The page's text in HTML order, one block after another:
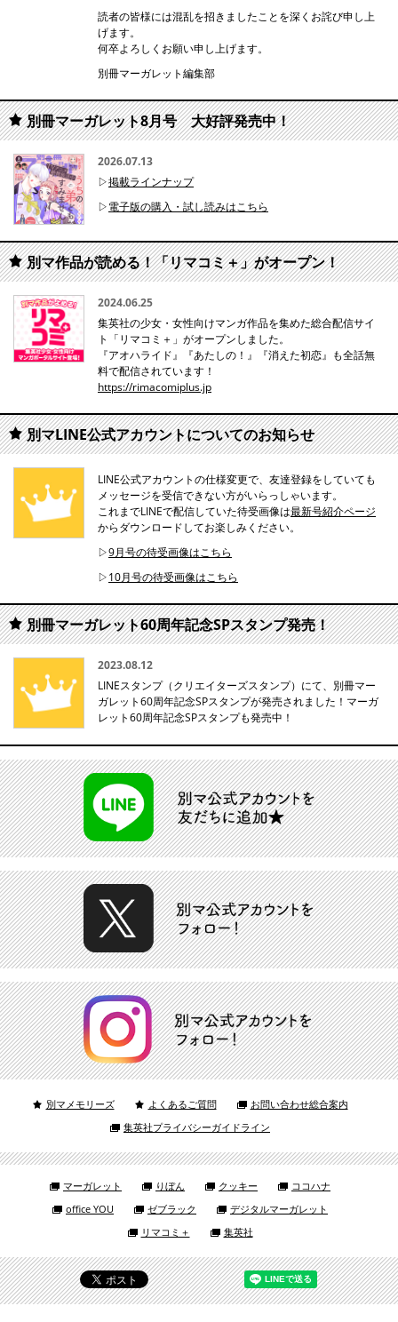
読者の皆様には混乱を招きましたことを深くお詫び申し上
げます。
何卒よろしくお願い申し上げます。
別冊マーガレット編集部
別冊マーガレット8月号 大好評発売中！
2026.07.13
▷掲載ラインナップ
▷電子版の購入・試し読みはこちら
別マ作品が読める！「リマコミ＋」がオープン！
2024.06.25
集英社の少女・女性向けマンガ作品を集めた総合配信サイ
ト「リマコミ＋」がオープンしました。
『アオハライド』『あたしの！』『消えた初恋』も全話無
料で配信されています！
https://rimacomiplus.jp
別マLINE公式アカウントについてのお知らせ
LINE公式アカウントの仕様変更で、友達登録をしていても
メッセージを受信できない方がいらっしゃいます。
これまでLINEで配信していた待受画像は最新号紹介ページ
からダウンロードしてお楽しみください。
▷9月号の待受画像はこちら
▷10月号の待受画像はこちら
別冊マーガレット60周年記念SPスタンプ発売！
2023.08.12
LINEスタンプ（クリエイターズスタンプ）にて、別冊マー
ガレット60周年記念SPスタンプが発売されました！マーガ
レット60周年記念SPスタンプも発売中！
別マメモリーズ よくあるご質問
お問い合わせ総合案内
集英社プライバシーガイドライン
マーガレット りぼん クッキー
ココハナ
office YOU
ゼブラック
デジタルマーガレット
リマコミ＋
集英社